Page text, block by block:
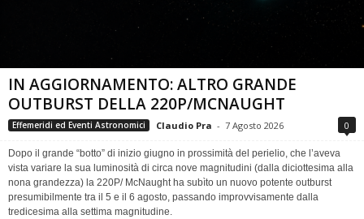
IN AGGIORNAMENTO: ALTRO GRANDE
OUTBURST DELLA 220P/MCNAUGHT
Effemeridi ed Eventi Astronomici Claudio Pra - 7 Agosto 2026 0
Dopo il grande “botto” di inizio giugno in prossimità del perielio, che l’aveva
vista variare la sua luminosità di circa nove magnitudini (dalla diciottesima alla
nona grandezza) la 220P/ McNaught ha subìto un nuovo potente outburst
presumibilmente tra il 5 e il 6 agosto, passando improvvisamente dalla
tredicesima alla settima magnitudine.